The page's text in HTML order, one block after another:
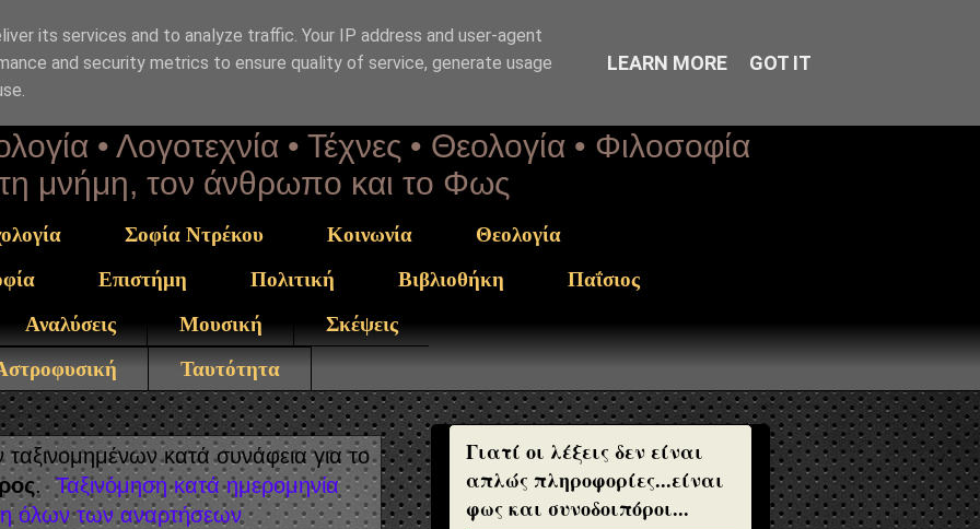
• Λογοτεχνία • Τέχνες • Θεολογία • Φιλοσοφία
τη μνήμη, τον άνθρωπο και το Φως
Σοφία Ντρέκου Κοινωνία
Θεολογία
Επιστήμη Πολιτική Βιβλιοθήκη
Παΐσιος
Αναλύσεις Μουσική
Σκέψεις
Ταυτότητα
κατά συνάφεια για το
. Ταξινόμηση κατά ημερομηνία
όλων των αναρτήσεων
Γιατί οι λέξεις δεν είναι
απλώς πληροφορίες...είναι
φως και συνοδοιπόροι...
its services and to analyze traffic. Your IP address and user-agent
and security metrics to ensure quality of service, generate usage
LEARN MORE GOT IT